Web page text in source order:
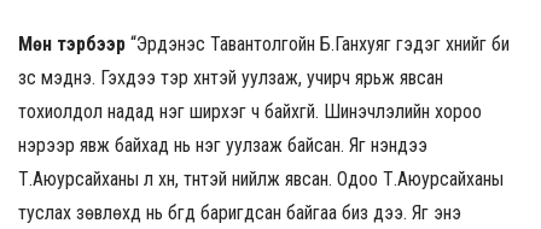
Мөн тэрбээр “Эрдэнэс Тавантолгойн Б.Ганхуяг гэдэг хүнийг би
зүс мэднэ. Гэхдээ тэр хүнтэй уулзаж, учирч ярьж явсан
тохиолдол надад нэг ширхэг ч байхгүй. Шинэчлэлийн хороо
нэрээр явж байхад нь нэг уулзаж байсан. Яг үнэндээ
Т.Аюурсайханы л хүн, түүнтэй нийлж явсан. Одоо Т.Аюурсайханы
туслах зөвлөхүүд нь бүгд баригдсан байгаа биз дээ. Яг энэ